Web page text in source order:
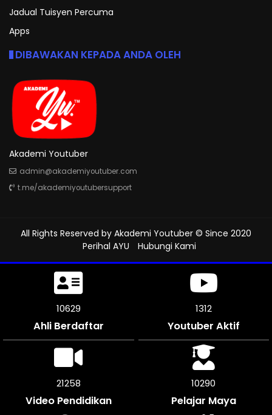
Jadual Tuisyen Percuma
Apps
DIBAWAKAN KEPADA ANDA OLEH
Akademi Youtuber
admin@akademiyoutuber.com
t.me/akademiyoutubersupport
All Rights Reserved by Akademi Youtuber © Since 2020
Perihal AYU
Hubungi Kami
11154
Ahli Berdaftar
1312
Youtuber Aktif
22302
Video Pendidikan
10290
Pelajar Maya